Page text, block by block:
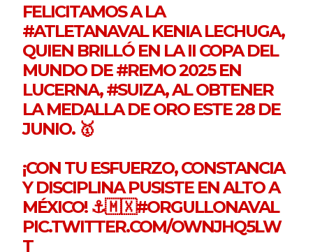
FELICITAMOS A LA
#ATLETANAVALKENIA LECHUGA,
QUIEN BRILLÓ EN LA II COPA DEL
MUNDO DE#REMO2025 EN
LUCERNA,#SUIZA, AL OBTENER
LA MEDALLA DE ORO ESTE 28 DE
JUNIO. 🥇
¡CON TU ESFUERZO, CONSTANCIA
Y DISCIPLINA PUSISTE EN ALTO A
MÉXICO! ⚓🇲🇽#ORGULLONAVAL
PIC.TWITTER.COM/OWNJHQ5LW
T